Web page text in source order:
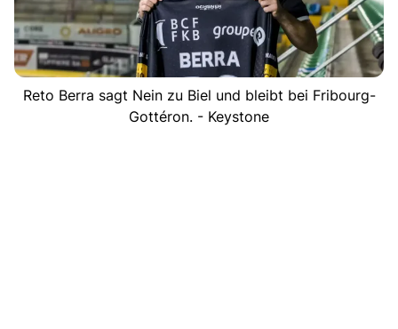
Reto Berra sagt Nein zu Biel und bleibt bei Fribourg-
Gottéron. - Keystone